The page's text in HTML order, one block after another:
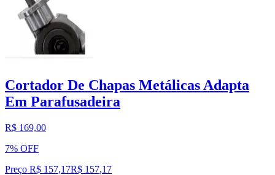
Cortador De Chapas Metálicas Adapta
Em Parafusadeira
R$ 169,00
7% OFF
Preço R$ 157,17R$ 157,17